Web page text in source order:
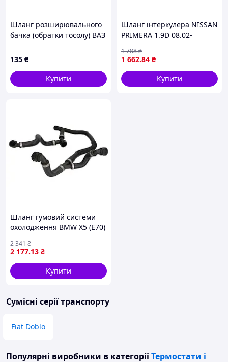
Шланг розширювального
бачка (обратки тосолу) ВАЗ
135 ₴
Купити
Шланг інтеркулера NISSAN
PRIMERA 1.9D 08.02-
1 662.84 ₴
1 788₴
Купити
Шланг гумовий системи
охолодження BMW X5 (E70)
DWB276TT
2 177.13 ₴
2 341₴
Купити
Сумісні серії транспорту
Fiat Doblo
Популярні виробники в категоріїТермостати і